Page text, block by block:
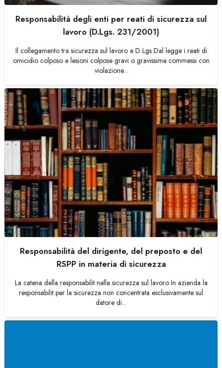
Responsabilità degli enti per reati di sicurezza sul
lavoro (D.Lgs. 231/2001)
Il collegamento tra sicurezza sul lavoro e D Lgs Dal legge i reati di
omicidio colposo e lesioni colpose gravi o gravissime commessi con
violazione...
Responsabilità del dirigente, del preposto e del
RSPP in materia di sicurezza
La catena della responsabilit nella sicurezza sul lavoro In azienda la
responsabilit per la sicurezza non concentrata esclusivamente sul
datore di...